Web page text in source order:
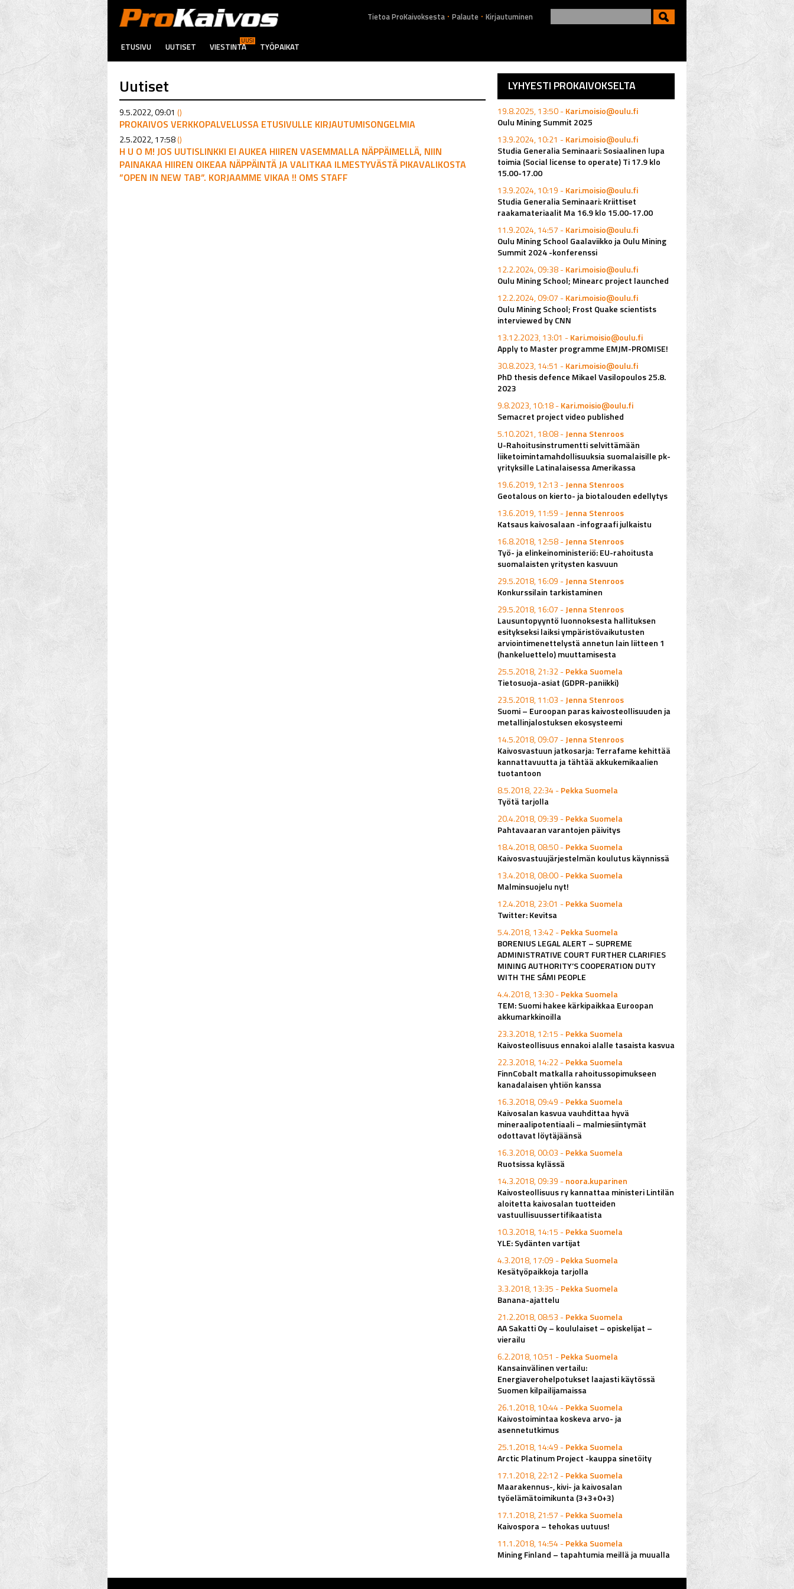
Tietoa ProKaivoksesta . Palaute . Kirjautuminen
ETUSIVU UUTISET VIESTINTÄ
UUSI
TYÖPAIKAT
Uutiset
9.5.2022, 09:01 ()
PROKAIVOS VERKKOPALVELUSSA ETUSIVULLE KIRJAUTUMISONGELMIA
2.5.2022, 17:58()
H U O M! JOS UUTISLINKKI EI AUKEA HIIREN VASEMMALLA NÄPPÄIMELLÄ, NIIN
PAINAKAA HIIREN OIKEAA NÄPPÄINTÄ JA VALITKAA ILMESTYVÄSTÄ PIKAVALIKOSTA
”OPEN IN NEW TAB”. KORJAAMME VIKAA !! OMS STAFF
LYHYESTI PROKAIVOKSELTA
19.8.2025, 13:50 -Kari.moisio@oulu.fi
Oulu Mining Summit 2025
13.9.2024, 10:21 -Kari.moisio@oulu.fi
Studia Generalia Seminaari: Sosiaalinen lupa
toimia (Social license to operate) Ti 17.9 klo
15.00-17.00
13.9.2024, 10:19 -Kari.moisio@oulu.fi
Studia Generalia Seminaari: Kriittiset
raakamateriaalit Ma 16.9 klo 15.00-17.00
11.9.2024, 14:57 -Kari.moisio@oulu.fi
Oulu Mining School Gaalaviikko ja Oulu Mining
Summit 2024 -konferenssi
12.2.2024, 09:38 -Kari.moisio@oulu.fi
Oulu Mining School; Minearc project launched
12.2.2024, 09:07 -Kari.moisio@oulu.fi
Oulu Mining School; Frost Quake scientists
interviewed by CNN
13.12.2023, 13:01 -Kari.moisio@oulu.fi
Apply to Master programme EMJM-PROMISE!
30.8.2023, 14:51 -Kari.moisio@oulu.fi
PhD thesis defence Mikael Vasilopoulos 25.8.
2023
9.8.2023, 10:18 -Kari.moisio@oulu.fi
Semacret project video published
5.10.2021, 18:08 -Jenna Stenroos
U-Rahoitusinstrumentti selvittämään
liiketoimintamahdollisuuksia suomalaisille pk-
yrityksille Latinalaisessa Amerikassa
19.6.2019, 12:13 -Jenna Stenroos
Geotalous on kierto- ja biotalouden edellytys
13.6.2019, 11:59 -Jenna Stenroos
Katsaus kaivosalaan -infograafi julkaistu
16.8.2018, 12:58 -Jenna Stenroos
Työ- ja elinkeinoministeriö: EU-rahoitusta
suomalaisten yritysten kasvuun
29.5.2018, 16:09 -Jenna Stenroos
Konkurssilain tarkistaminen
29.5.2018, 16:07 -Jenna Stenroos
Lausuntopyyntö luonnoksesta hallituksen
esitykseksi laiksi ympäristövaikutusten
arviointimenettelystä annetun lain liitteen 1
(hankeluettelo) muuttamisesta
25.5.2018, 21:32 -Pekka Suomela
Tietosuoja-asiat (GDPR-paniikki)
23.5.2018, 11:03 -Jenna Stenroos
Suomi – Euroopan paras kaivosteollisuuden ja
metallinjalostuksen ekosysteemi
14.5.2018, 09:07 -Jenna Stenroos
Kaivosvastuun jatkosarja: Terrafame kehittää
kannattavuutta ja tähtää akkukemikaalien
tuotantoon
8.5.2018, 22:34 -Pekka Suomela
Työtä tarjolla
20.4.2018, 09:39 -Pekka Suomela
Pahtavaaran varantojen päivitys
18.4.2018, 08:50 -Pekka Suomela
Kaivosvastuujärjestelmän koulutus käynnissä
13.4.2018, 08:00 -Pekka Suomela
Malminsuojelu nyt!
12.4.2018, 23:01 -Pekka Suomela
Twitter: Kevitsa
5.4.2018, 13:42 -Pekka Suomela
BORENIUS LEGAL ALERT – SUPREME
ADMINISTRATIVE COURT FURTHER CLARIFIES
MINING AUTHORITY’S COOPERATION DUTY
WITH THE SÁMI PEOPLE
4.4.2018, 13:30 -Pekka Suomela
TEM: Suomi hakee kärkipaikkaa Euroopan
akkumarkkinoilla
23.3.2018, 12:15 -Pekka Suomela
Kaivosteollisuus ennakoi alalle tasaista kasvua
22.3.2018, 14:22 -Pekka Suomela
FinnCobalt matkalla rahoitussopimukseen
kanadalaisen yhtiön kanssa
16.3.2018, 09:49 -Pekka Suomela
Kaivosalan kasvua vauhdittaa hyvä
mineraalipotentiaali – malmiesiintymät
odottavat löytäjäänsä
16.3.2018, 00:03 -Pekka Suomela
Ruotsissa kylässä
14.3.2018, 09:39 -noora.kuparinen
Kaivosteollisuus ry kannattaa ministeri Lintilän
aloitetta kaivosalan tuotteiden
vastuullisuussertifikaatista
10.3.2018, 14:15 -Pekka Suomela
YLE: Sydänten vartijat
4.3.2018, 17:09 -Pekka Suomela
Kesätyöpaikkoja tarjolla
3.3.2018, 13:35 -Pekka Suomela
Banana-ajattelu
21.2.2018, 08:53 -Pekka Suomela
AA Sakatti Oy – koululaiset – opiskelijat –
vierailu
6.2.2018, 10:51 -Pekka Suomela
Kansainvälinen vertailu:
Energiaverohelpotukset laajasti käytössä
Suomen kilpailijamaissa
26.1.2018, 10:44 -Pekka Suomela
Kaivostoimintaa koskeva arvo- ja
asennetutkimus
25.1.2018, 14:49 -Pekka Suomela
Arctic Platinum Project -kauppa sinetöity
17.1.2018, 22:12 -Pekka Suomela
Maarakennus-, kivi- ja kaivosalan
työelämätoimikunta (3+3+0+3)
17.1.2018, 21:57 -Pekka Suomela
Kaivospora – tehokas uutuus!
11.1.2018, 14:54 -Pekka Suomela
Mining Finland – tapahtumia meillä ja muualla